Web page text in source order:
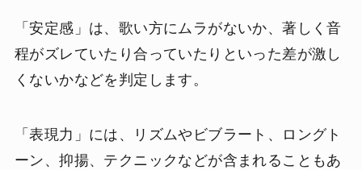
「安定感」は、歌い方にムラがないか、著しく音
程がズレていたり合っていたりといった差が激し
くないかなどを判定します。
「表現力」には、リズムやビブラート、ロングト
ーン、抑揚、テクニックなどが含まれることもあ